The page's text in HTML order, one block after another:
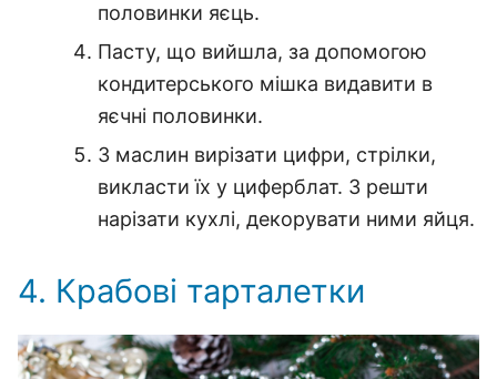
половинки яєць.
Пасту, що вийшла, за допомогою
кондитерського мішка видавити в
яєчні половинки.
З маслин вирізати цифри, стрілки,
викласти їх у циферблат. З решти
нарізати кухлі, декорувати ними яйця.
4. Крабові тарталетки